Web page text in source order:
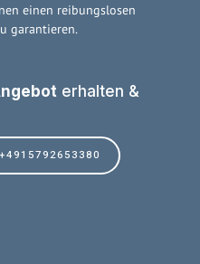
einen reibungslosen
garantieren.
erhalten &
+4915792653380